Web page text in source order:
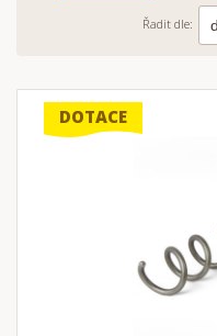
Řadit dle:
DOTACE